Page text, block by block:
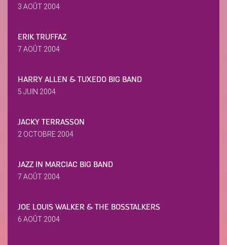
3 AOÛT 2004
ERIK TRUFFAZ
7 AOÛT 2004
HARRY ALLEN & TUXEDO BIG BAND
5 JUIN 2004
JACKY TERRASSON
2 OCTOBRE 2004
JAZZ IN MARCIAC BIG BAND
7 AOÛT 2004
JOE LOUIS WALKER & THE BOSSTALKERS
6 AOÛT 2004